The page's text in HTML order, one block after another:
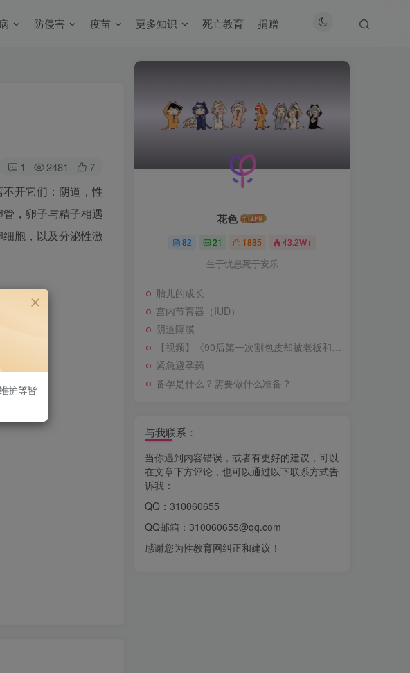
防侵害 疫苗 更多知识 死亡教育 捐赠
1 2481 7
开它们：阴道，性
，卵子与精子相遇
胞，以及分泌性激
花色
82 21 1885 43.2W+
生于忧患死于安乐
胎儿的成长
宫内节育器（IUD）
阴道隔膜
【视频】《90后第一次割包皮却被老板和同事围观？》
紧急避孕药
备孕是什么？需要做什么准备？
与我联系：
当你遇到内容错误，或者有更好的建议，可以
在文章下方评论，也可以通过以下联系方式告
诉我：
QQ：310060655
QQ邮箱：310060655@qq.com
感谢您为性教育网纠正和建议！
护等皆